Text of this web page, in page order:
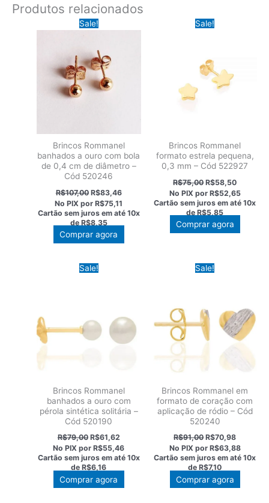
Produtos relacionados
Sale!
Brincos Rommanel
banhados a ouro com bola
de 0,4 cm de diâmetro –
Cód 520246
R$107,00 O
preço
original
era:
R$107,00.
R$83,46O
preço
atual
é:
R$83,46.
No PIX porR$75,11
Cartão sem juros em até 10x
deR$8,35
Comprar agora
Sale!
Brincos Rommanel
formato estrela pequena,
0,3 mm – Cód 522927
R$75,00O
preço
original
era:
R$75,00.
R$58,50O
preço
atual
é:
No PIX por R$52,65
Cartão sem juros em até10x
de R$5,85
Comprar agora
Sale!
Brincos Rommanel
banhados a ouro com
pérola sintética solitária –
Cód 520190
R$79,00 O
preço
original
era:
R$79,00.
R$61,62O
preço
atual
é:
R$61,62.
No PIX porR$55,46
Cartão sem juros em até 10x
de R$6,16
Comprar agora
Sale!
Brincos Rommanel em
formato de coração com
aplicação de ródio – Cód
520240
R$91,00O
preço
original
era:
R$91,00.
R$70,98
preço
atual
é:
R$70,98.
No PIX por R$63,88
Cartão sem juros em até10x
de R$7,10
Comprar agora